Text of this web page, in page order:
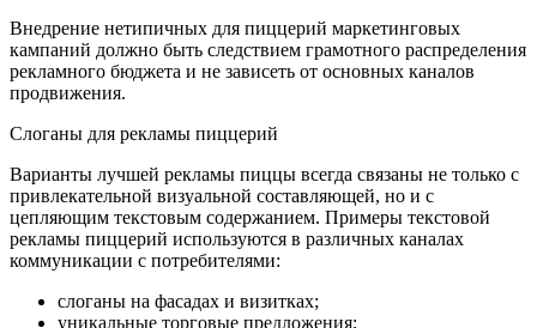
Внедрение нетипичных для пиццерий маркетинговых
кампаний должно быть следствием грамотного распределения
рекламного бюджета и не зависеть от основных каналов
продвижения.
Слоганы для рекламы пиццерий
Варианты лучшей рекламы пиццы всегда связаны не только с
привлекательной визуальной составляющей, но и с
цепляющим текстовым содержанием. Примеры текстовой
рекламы пиццерий используются в различных каналах
коммуникации с потребителями:
слоганы на фасадах и визитках;
уникальные торговые предложения;